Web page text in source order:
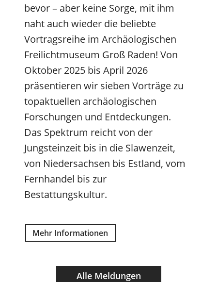
bevor – aber keine Sorge, mit ihm
naht auch wieder die beliebte
Vortragsreihe im Archäologischen
Freilichtmuseum Groß Raden! Von
Oktober 2025 bis April 2026
präsentieren wir sieben Vorträge zu
topaktuellen archäologischen
Forschungen und Entdeckungen.
Das Spektrum reicht von der
Jungsteinzeit bis in die Slawenzeit,
von Niedersachsen bis Estland, vom
Fernhandel bis zur
Bestattungskultur.
Mehr Informationen
Alle Meldungen